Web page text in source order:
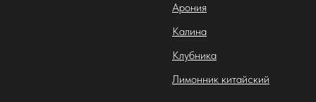
Арония
Калина
Клубника
Лимонник китайский